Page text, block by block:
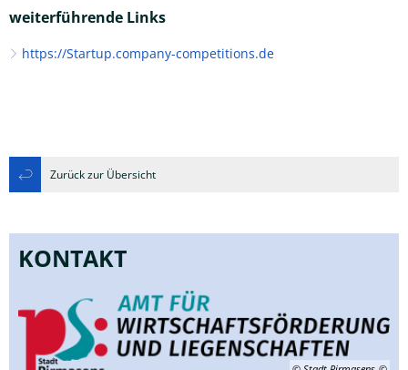
weiterführende Links
https://Startup.company-competitions.de
Zurück zur Übersicht
KONTAKT